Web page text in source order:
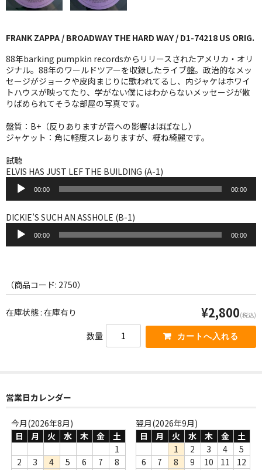
ROCK
WORLD
その他
7INC
レア盤（1万円以上）
Webのみ no.2
Webのみ no.3
Webのみ no.4
コンディション
Privacy Policy
特定商取引法に基づく表示
FRANK ZAPPA / BROADWAY THE HARD WAY / D1-74218 US ORIG.
88年barking pumpkin recordsからリリースされたアメリカ・オリ
ジナル。88年のワールドツアーを収録したライブ盤。政治的なメッ
セージがジョークや皮肉まじりに歌われてるし、内ジャケはホワイ
トハウスが映ってたり、学がない僕にはわからないメッセージが散
りばめられてそうな部屋の写真です。
盤質：B+（反りありますが音への影響はほぼなし）
ジャケット：角に軽度スレありますが、概ね綺麗です。
試聴
ELVIS HAS JUST LEF THE BUILDING (A-1)
プ
レ
ー
ー
00:00 00:00
DICKIE’S SUCH AN ASSHOLE (B-1)
プ
ヤ
ー
00:00 00:00
（商品コード: 2750）
在庫状態 : 在庫有り ¥2,800(税込)
数量
営業日カレンダー
今月(2026年8月)
日
月 火 水 木 金
土
1
2
3 4 5 6 7
8
翌月(2026年9月)
日
月 火 水 木 金
土
1
2 3 4
5
6
7 8 9 10 11
12